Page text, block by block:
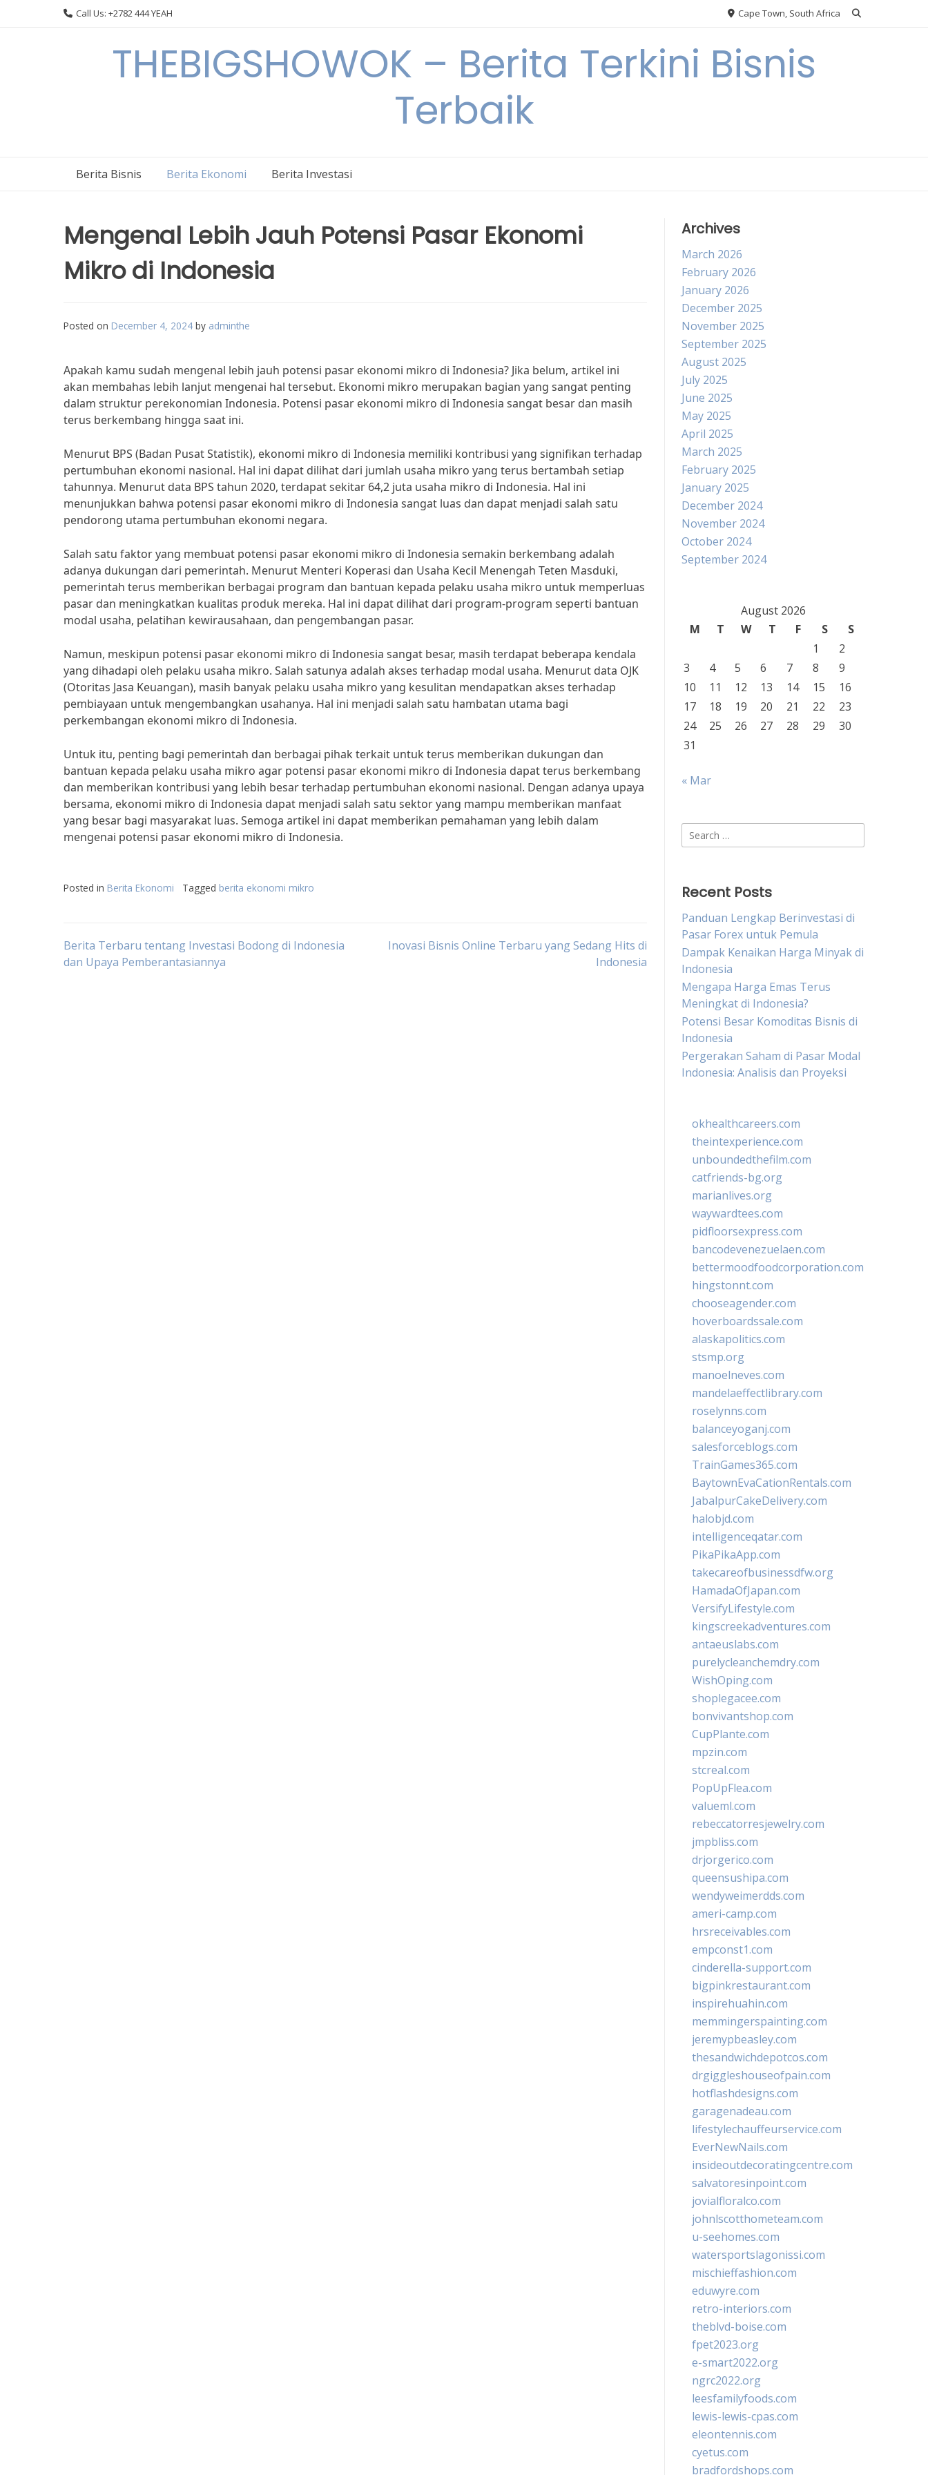
Call Us: +2782 444 YEAH Cape Town, South Africa
THEBIGSHOWOK – Berita Terkini Bisnis
Terbaik
Berita Bisnis Berita Ekonomi Berita Investasi
Mengenal Lebih Jauh Potensi Pasar Ekonomi
Mikro di Indonesia
Posted on December 4, 2024 by adminthe
Apakah kamu sudah mengenal lebih jauh potensi pasar ekonomi mikro di Indonesia? Jika belum, artikel ini
akan membahas lebih lanjut mengenai hal tersebut. Ekonomi mikro merupakan bagian yang sangat penting
dalam struktur perekonomian Indonesia. Potensi pasar ekonomi mikro di Indonesia sangat besar dan masih
terus berkembang hingga saat ini.
Menurut BPS (Badan Pusat Statistik), ekonomi mikro di Indonesia memiliki kontribusi yang signifikan terhadap
pertumbuhan ekonomi nasional. Hal ini dapat dilihat dari jumlah usaha mikro yang terus bertambah setiap
tahunnya. Menurut data BPS tahun 2020, terdapat sekitar 64,2 juta usaha mikro di Indonesia. Hal ini
menunjukkan bahwa potensi pasar ekonomi mikro di Indonesia sangat luas dan dapat menjadi salah satu
pendorong utama pertumbuhan ekonomi negara.
Salah satu faktor yang membuat potensi pasar ekonomi mikro di Indonesia semakin berkembang adalah
adanya dukungan dari pemerintah. Menurut Menteri Koperasi dan Usaha Kecil Menengah Teten Masduki,
pemerintah terus memberikan berbagai program dan bantuan kepada pelaku usaha mikro untuk memperluas
pasar dan meningkatkan kualitas produk mereka. Hal ini dapat dilihat dari program-program seperti bantuan
modal usaha, pelatihan kewirausahaan, dan pengembangan pasar.
Namun, meskipun potensi pasar ekonomi mikro di Indonesia sangat besar, masih terdapat beberapa kendala
yang dihadapi oleh pelaku usaha mikro. Salah satunya adalah akses terhadap modal usaha. Menurut data OJK
(Otoritas Jasa Keuangan), masih banyak pelaku usaha mikro yang kesulitan mendapatkan akses terhadap
pembiayaan untuk mengembangkan usahanya. Hal ini menjadi salah satu hambatan utama bagi
perkembangan ekonomi mikro di Indonesia.
Untuk itu, penting bagi pemerintah dan berbagai pihak terkait untuk terus memberikan dukungan dan
bantuan kepada pelaku usaha mikro agar potensi pasar ekonomi mikro di Indonesia dapat terus berkembang
dan memberikan kontribusi yang lebih besar terhadap pertumbuhan ekonomi nasional. Dengan adanya upaya
bersama, ekonomi mikro di Indonesia dapat menjadi salah satu sektor yang mampu memberikan manfaat
yang besar bagi masyarakat luas. Semoga artikel ini dapat memberikan pemahaman yang lebih dalam
mengenai potensi pasar ekonomi mikro di Indonesia.
Posted in Berita Ekonomi Tagged berita ekonomi mikro
Post
Berita Terbaru tentang Investasi Bodong di Indonesia
dan Upaya Pemberantasiannya
Inovasi Bisnis Online Terbaru yang Sedang Hits di
Indonesia
Archives
March 2026
February 2026
January 2026
December 2025
November 2025
September 2025
August 2025
July 2025
June 2025
May 2025
April 2025
March 2025
February 2025
January 2025
December 2024
November 2024
October 2024
September 2024
August 2026
M
T W T F S
S
1
2
3
4 5 6 7 8
9
10
11 12 13 14 15
16
17
18 19 20 21 22
23
24
25 26 27 28 29
30
31
« Mar
Search
for:
Recent Posts
Panduan Lengkap Berinvestasi di
Pasar Forex untuk Pemula
Dampak Kenaikan Harga Minyak di
Indonesia
Mengapa Harga Emas Terus
Meningkat di Indonesia?
Potensi Besar Komoditas Bisnis di
Indonesia
Pergerakan Saham di Pasar Modal
Indonesia: Analisis dan Proyeksi
okhealthcareers.com
theintexperience.com
unboundedthefilm.com
catfriends-bg.org
marianlives.org
waywardtees.com
pidfloorsexpress.com
bancodevenezuelaen.com
bettermoodfoodcorporation.com
hingstonnt.com
chooseagender.com
hoverboardssale.com
alaskapolitics.com
stsmp.org
manoelneves.com
mandelaeffectlibrary.com
roselynns.com
balanceyoganj.com
salesforceblogs.com
TrainGames365.com
BaytownEvaCationRentals.com
JabalpurCakeDelivery.com
halobjd.com
intelligenceqatar.com
PikaPikaApp.com
takecareofbusinessdfw.org
HamadaOfJapan.com
VersifyLifestyle.com
kingscreekadventures.com
antaeuslabs.com
purelycleanchemdry.com
WishOping.com
shoplegacee.com
bonvivantshop.com
CupPlante.com
mpzin.com
stcreal.com
PopUpFlea.com
valueml.com
rebeccatorresjewelry.com
jmpbliss.com
drjorgerico.com
queensushipa.com
wendyweimerdds.com
ameri-camp.com
hrsreceivables.com
empconst1.com
cinderella-support.com
bigpinkrestaurant.com
inspirehuahin.com
memmingerspainting.com
jeremypbeasley.com
thesandwichdepotcos.com
drgiggleshouseofpain.com
hotflashdesigns.com
garagenadeau.com
lifestylechauffeurservice.com
EverNewNails.com
insideoutdecoratingcentre.com
salvatoresinpoint.com
jovialfloralco.com
johnlscotthometeam.com
u-seehomes.com
watersportslagonissi.com
mischieffashion.com
eduwyre.com
retro-interiors.com
theblvd-boise.com
fpet2023.org
e-smart2022.org
ngrc2022.org
leesfamilyfoods.com
lewis-lewis-cpas.com
eleontennis.com
cyetus.com
bradfordshops.com